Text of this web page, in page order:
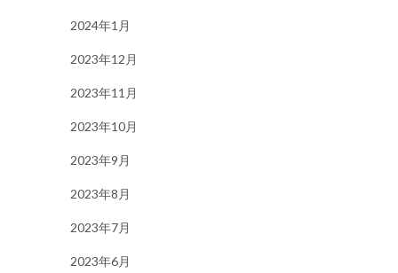
2024年1月
2023年12月
2023年11月
2023年10月
2023年9月
2023年8月
2023年7月
2023年6月